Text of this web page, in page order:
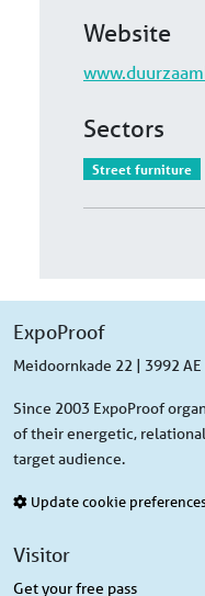
Website
Sectors
Street furniture
ExpoProof
Meidoornkade 22 | 3992
Since 2003 ExpoProof
of their energetic,
target audience.
Update cookie
Visitor
Get your free pass